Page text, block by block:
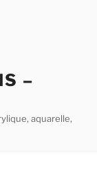
–
aquarelle,